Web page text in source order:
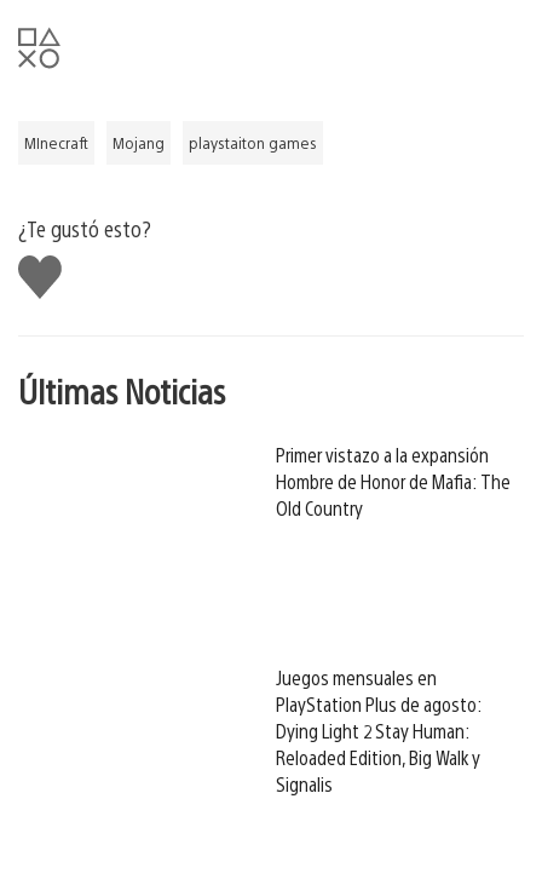
MInecraft Mojang playstaiton games
¿Te gustó esto?
Me
gusta
Últimas Noticias
Primer vistazo a la expansión
Hombre de Honor de Mafia: The
Old Country
Juegos mensuales en
PlayStation Plus de agosto:
Dying Light 2 Stay Human:
Reloaded Edition, Big Walk y
Signalis